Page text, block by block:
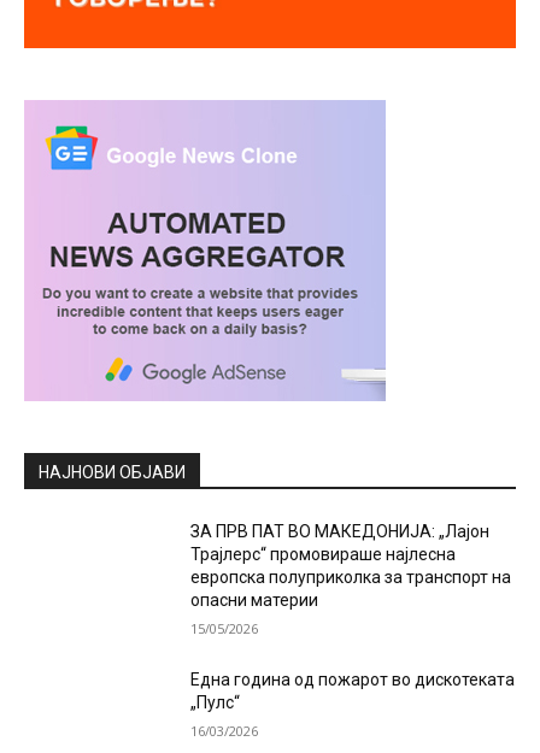
НАЈНОВИ ОБЈАВИ
ЗА ПРВ ПАТ ВО МАКЕДОНИЈА: „Лајон
Трајлерс“ промовираше најлесна
европска полуприколка за транспорт на
опасни материи
15/05/2026
Една година од пожарот во дискотеката
„Пулс“
16/03/2026